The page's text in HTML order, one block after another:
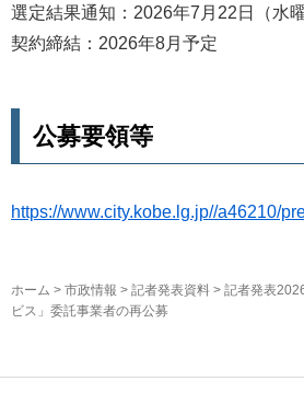
選定結果通知：2026年7月22日（水
契約締結：2026年8月予定
公募要領等
https://www.city.kobe.lg.jp//a46210/
ホーム > 市政情報 > 記者発表資料 > 記者発表
ビス」委託事業者の再公募